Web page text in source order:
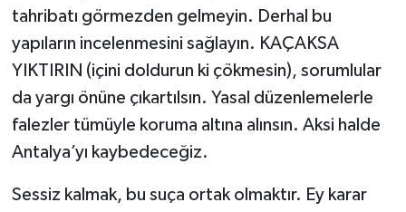
tahribatı görmezden gelmeyin. Derhal bu
yapıların incelenmesini sağlayın. KAÇAKSA
YIKTIRIN (içini doldurun ki çökmesin), sorumlular
da yargı önüne çıkartılsın. Yasal düzenlemelerle
falezler tümüyle koruma altına alınsın. Aksi halde
Antalya’yı kaybedeceğiz.
Sessiz kalmak, bu suça ortak olmaktır. Ey karar